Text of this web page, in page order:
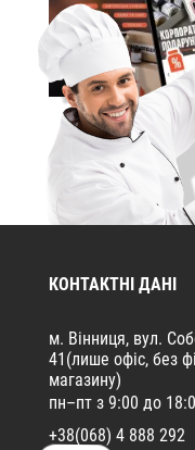
КОНТАКТНІ ДАНІ
м. Вінниця, вул.
41(лише офіс, без
магазину)
пн–пт з 9:00 до
+38(068) 4 888 292